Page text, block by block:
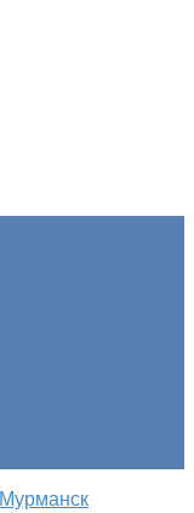
Мурманск